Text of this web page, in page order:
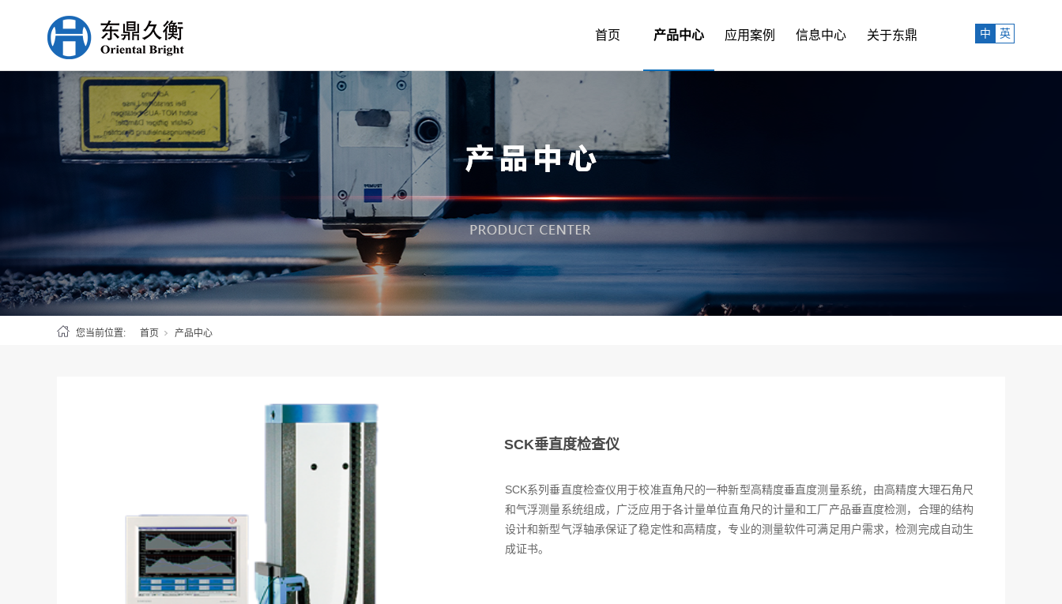
英
中
首页 产品中心 应用案例 信息中心 关于东鼎
您当前位置: 首页 产品中心
SCK垂直度检查仪
SCK系列垂直度检查仪用于校准直角尺的一种新型高精度垂直度测量系统，由高精度大理石角尺
和气浮测量系统组成，广泛应用于各计量单位直角尺的计量和工厂产品垂直度检测，合理的结构
设计和新型气浮轴承保证了稳定性和高精度，专业的测量软件可满足用户需求，检测完成自动生
成证书。